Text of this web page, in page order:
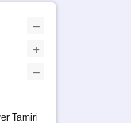
–
+
–
Tamiri